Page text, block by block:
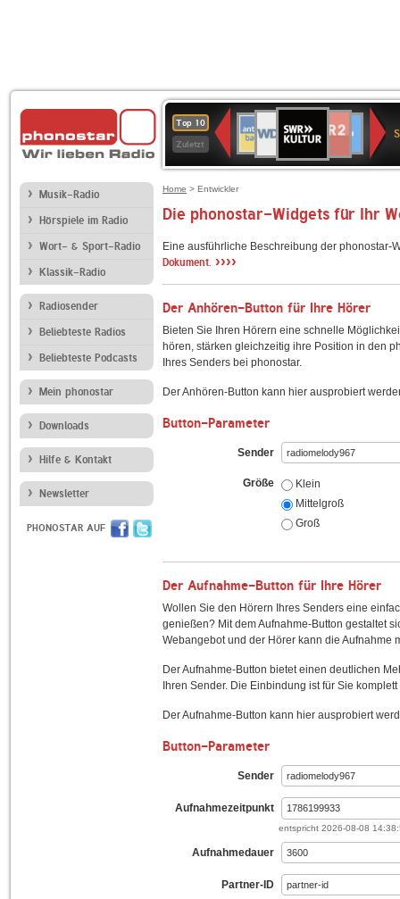
Top 10
Zuletzt
80er
90er
OLDIE
ANTENNE
SWR3
WDR
4
BR-
KLASSIK
Deutschlandfunk
Kultur
ANTENNE
BAYERN
2
Kultur2
Musik-Radio
Hörspiele im Radio
Wort- & Sport-Radio
Klassik-Radio
Radiosender
Beliebteste Radios
Beliebteste Podcasts
Mein phonostar
Downloads
Hilfe & Kontakt
Newsletter
PHONOSTAR AUF
Home > Entwickler
Die phonostar-Widgets für Ihr
Eine ausführliche Beschreibung der
Dokument. ››››
Der Anhören-Button für Ihre Hörer
Bieten Sie Ihren Hörern eine schnelle
hören, stärken gleichzeitig ihre Position in den
Ihres Senders bei phonostar.
Der Anhören-Button kann hier ausprobiert
Button-Parameter
Sender
Größe
Klein
Mittelgroß
Groß
Der Aufnahme-Button für Ihre Hörer
Wollen Sie den Hörern Ihres Senders eine
genießen? Mit dem Aufnahme-Button gestaltet
Webangebot und der Hörer kann die Aufnahme
Der Aufnahme-Button bietet einen deutlichen
Ihren Sender. Die Einbindung ist für Sie
Der Aufnahme-Button kann hier ausprobiert
Button-Parameter
Sender
Aufnahmezeitpunkt
entspricht 2026-08-08
Aufnahmedauer
Partner-ID